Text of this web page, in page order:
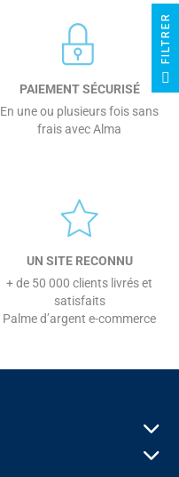
PAIEMENT SÉCURISÉ
En une ou plusieurs fois sans
frais avec Alma
UN SITE RECONNU
+ de 50 000 clients livrés et
satisfaits
Palme d’argent e-commerce
R